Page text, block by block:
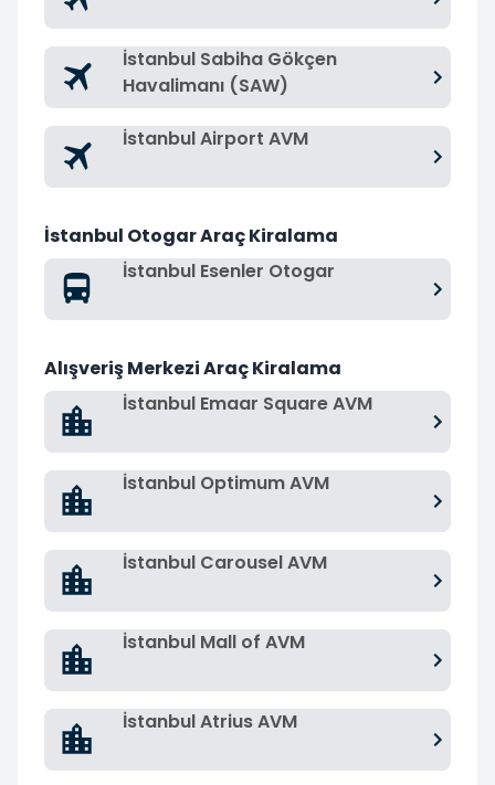
İstanbul Sabiha Gökçen
Havalimanı (SAW)
İstanbul Airport AVM
İstanbul Otogar Araç Kiralama
İstanbul Esenler Otogar
Alışveriş Merkezi Araç Kiralama
İstanbul Emaar Square AVM
İstanbul Optimum AVM
İstanbul Carousel AVM
İstanbul Mall of AVM
İstanbul Atrius AVM